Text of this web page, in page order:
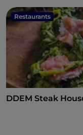
Restaurants
DDEM Steak